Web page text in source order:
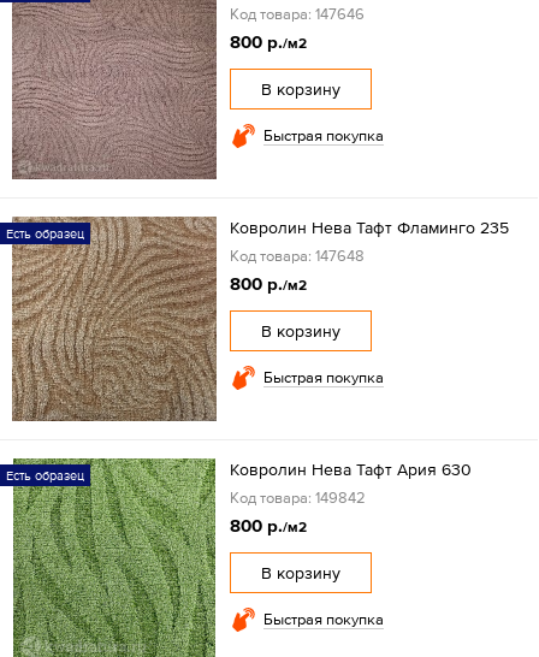
Код товара: 147646
800 р./м2
В корзину
Быстрая покупка
Есть образец Ковролин Нева Тафт Фламинго 235
Код товара: 147648
800 р./м2
В корзину
Быстрая покупка
Есть образец Ковролин Нева Тафт Ария 630
Код товара: 149842
800 р./м2
В корзину
Быстрая покупка